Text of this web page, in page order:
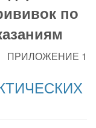
по
ПРИЛОЖЕНИЕ 1